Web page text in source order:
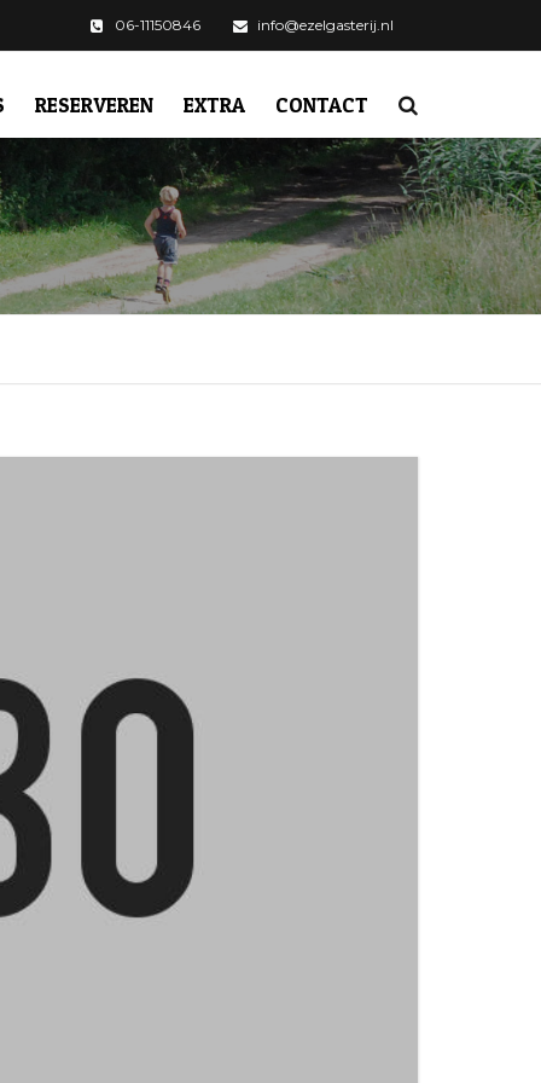
06-11150846 info@ezelgasterij.nl
RESERVEREN
ALGEMENE VOORWAARDEN
EXTRA
CAMPERPLEK DE
MAASHEGGEN
OMGEVING
VERGADERARRANGEMENT
CONTACT